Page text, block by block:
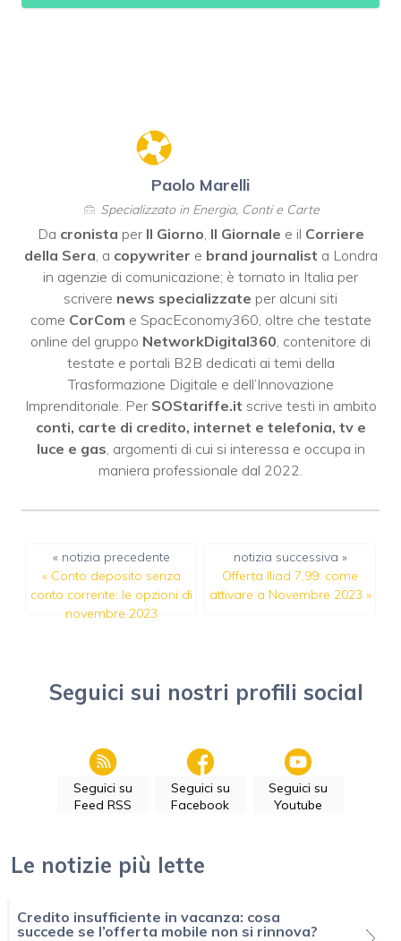
Paolo Marelli
Specializzato in Energia, Conti e Carte
Da cronista per Il Giorno Il Giornale e il Corriere
della Sera , a copywriter e brand journalist a Londra
in agenzie di comunicazione; è tornato in Italia per
scrivere news specializzate per alcuni siti
come CorCom e SpacEconomy360, oltre che testate
online del gruppo NetworkDigital360 , contenitore di
testate e portali B2B dedicati ai temi della
Trasformazione Digitale e dell’Innovazione
Imprenditoriale. Per SOStariffe.it scrive testi in ambito
conti, carte di credito, internet e telefonia, tv e
luce e gas , argomenti di cui si interessa e occupa in
maniera professionale dal 2022.
« notizia precedente
« Conto deposito senza
conto corrente: le opzioni di
novembre 2023
notizia successiva »
Offerta Iliad 7,99: come
attivare a Novembre 2023 »
Seguici sui nostri profili social
Seguici su
Feed RSS
Seguici su
Facebook
Seguici su
Youtube
Le notizie più lette
Credito insufficiente in vacanza: cosa
succede se l’offerta mobile non si rinnova?